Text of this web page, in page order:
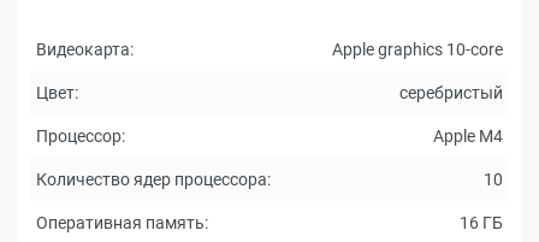
Видеокарта: Apple graphics 10-core
Цвет: серебристый
Процессор: Apple M4
Количество ядер процессора: 10
Оперативная память: 16 ГБ